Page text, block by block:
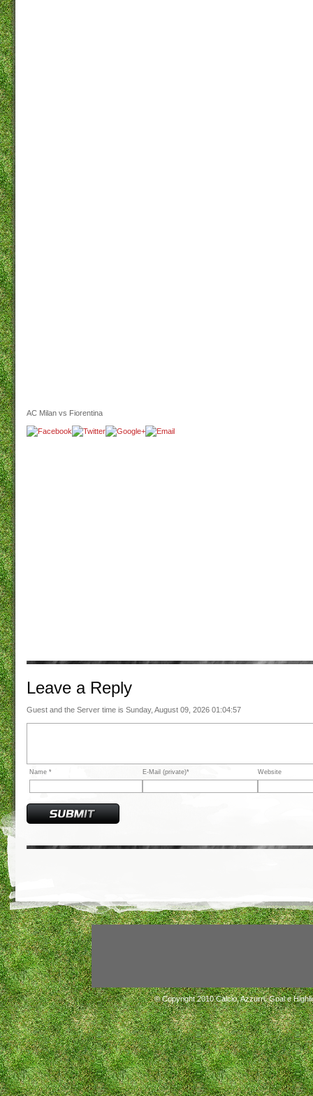
AC Milan vs Fiorentina
Leave a Reply
Guest and the Server time is Sunday, August 09, 2026 01:04:57
Name * E-Mail (private)* Website
© Copyright 2010Calcio, Azzurri, Goal e